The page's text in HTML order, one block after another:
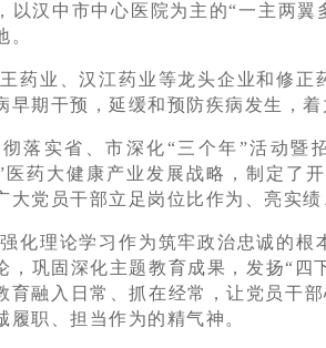
以汉中市中心医院为主的“一主两
。
药业、汉江药业等龙头企业和修正
早期干预，延缓和预防疾病发生，
落实省、市深化“三个年”活动暨
医药大健康产业发展战略，制定了
大党员干部立足岗位比作为、亮实
化理论学习作为筑牢政治忠诚的
，巩固深化主题教育成果，发扬“
育融入日常、抓在经常，让党员干
履职、担当作为的精气神。